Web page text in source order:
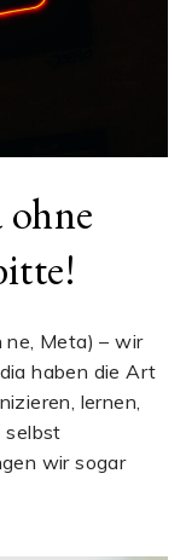
ne, Meta) – wir
haben die Art
lernen,
selbst
wir sogar